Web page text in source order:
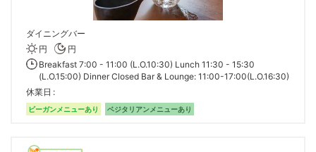
ダイニングバー
円
円
Breakfast 7:00 - 11:00 (L.O.10:30) Lunch 11:30 - 15:30
(L.O.15:00) Dinner Closed Bar & Lounge: 11:00-17:00(L.O.16:30)
休業日
ビーガンメニューあり ベジタリアンメニューあり